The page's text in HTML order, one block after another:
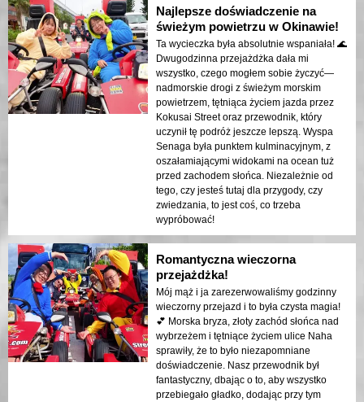
Najlepsze doświadczenie na
świeżym powietrzu w Okinawie!
Ta wycieczka była absolutnie wspaniała! 🌊
Dwugodzinna przejażdżka dała mi
wszystko, czego mogłem sobie życzyć—
nadmorskie drogi z świeżym morskim
powietrzem, tętniąca życiem jazda przez
Kokusai Street oraz przewodnik, który
uczynił tę podróż jeszcze lepszą. Wyspa
Senaga była punktem kulminacyjnym, z
oszałamiającymi widokami na ocean tuż
przed zachodem słońca. Niezależnie od
tego, czy jesteś tutaj dla przygody, czy
zwiedzania, to jest coś, co trzeba
wypróbować!
Romantyczna wieczorna
przejażdżka!
Mój mąż i ja zarezerwowaliśmy godzinny
wieczorny przejazd i to była czysta magia!
💕 Morska bryza, złoty zachód słońca nad
wybrzeżem i tętniące życiem ulice Naha
sprawiły, że to było niezapomniane
doświadczenie. Nasz przewodnik był
fantastyczny, dbając o to, aby wszystko
przebiegało gładko, dodając przy tym